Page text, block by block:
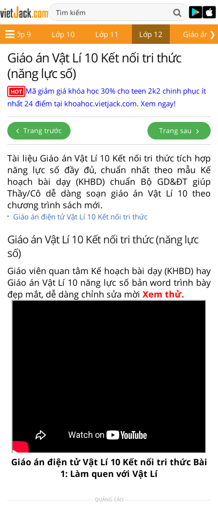
❯
Lớp 9 Lớp 10 Lớp 11 Lớp 12 Giáo án -
Giáo án Vật Lí 10 Kết nối tri thức
(năng lực số)
HOT Mã giảm giá khóa học 30% cho teen 2k2 chinh phục ít
nhất 24 điểm tại khoahoc.vietjack.com. Xem ngay!
Trang trước Trang sau
Tài liệu Giáo án Vật Lí 10 Kết nối tri thức tích hợp
năng lực số đầy đủ, chuẩn nhất theo mẫu Kế
hoạch bài dạy (KHBD) chuẩn Bộ GD&ĐT giúp
Thầy/Cô dễ dàng soạn giáo án Vật Lí 10 theo
chương trình sách mới.
Giáo án điện tử Vật Lí 10 Kết nối tri thức
Giáo án Vật Lí 10 Kết nối tri thức (năng lực
số)
Giáo viên quan tâm Kế hoạch bài dạy (KHBD) hay
Giáo án Vật Lí 10 năng lực số bản word trình bày
đẹp mắt, dễ dàng chỉnh sửa mời Xem thử.
Giáo án điện tử Vật Lí 10 Kết nối tri thức Bài
1: Làm quen với Vật Lí
QUẢNG CÁO